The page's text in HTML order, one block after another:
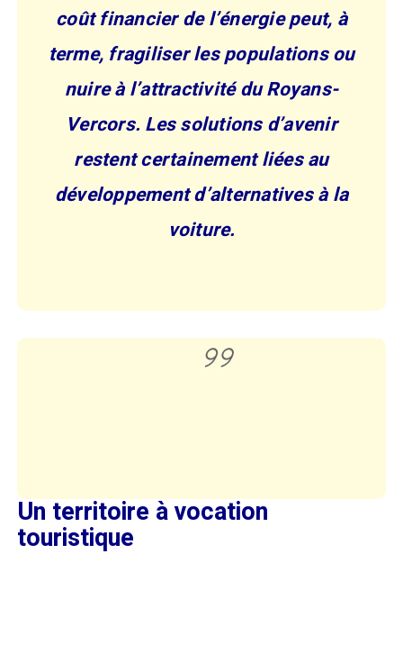
coût financier de l’énergie peut, à
terme, fragiliser les populations ou
nuire à l’attractivité du Royans-
Vercors. Les solutions d’avenir
restent certainement liées au
développement d’alternatives à la
voiture.
Un territoire à vocation
touristique